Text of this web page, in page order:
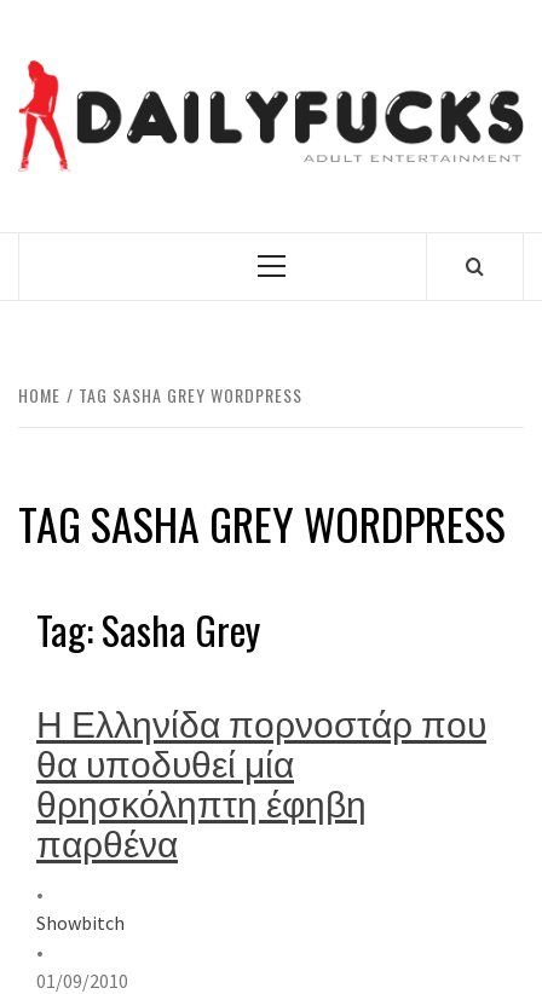
content
Primary
HOME TAG SASHA GREY WORDPRESS
TAG SASHA GREY WORDPRESS
Tag:Sasha Grey
Η Ελληνίδα πορνοστάρ που
θα υποδυθεί μία
θρησκόληπτη έφηβη
παρθένα
•
Showbitch
•
01/09/2010